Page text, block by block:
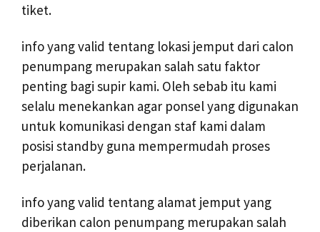
tiket.
info yang valid tentang lokasi jemput dari calon
penumpang merupakan salah satu faktor
penting bagi supir kami. Oleh sebab itu kami
selalu menekankan agar ponsel yang digunakan
untuk komunikasi dengan staf kami dalam
posisi standby guna mempermudah proses
perjalanan.
info yang valid tentang alamat jemput yang
diberikan calon penumpang merupakan salah